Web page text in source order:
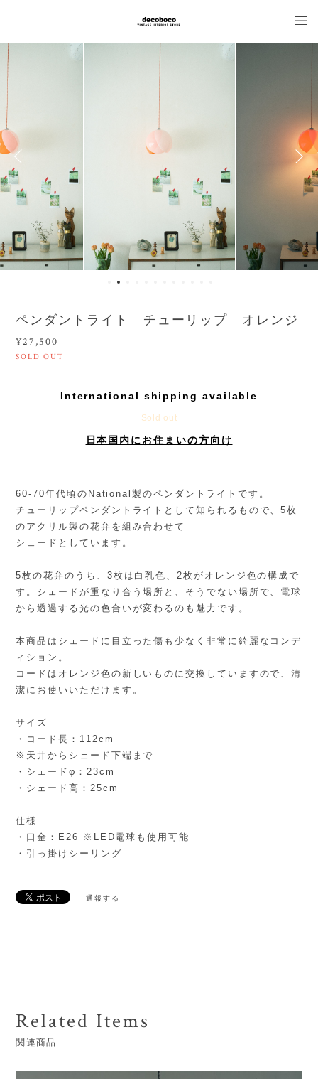
ペンダントライト チューリップ オレンジ
¥27,500
SOLD OUT
International shipping available
Sold out
日本国内にお住まいの方向け
60-70年代頃のNational製のペンダントライトです。
チューリップペンダントライトとして知られるもので、5枚
のアクリル製の花弁を組み合わせて
シェードとしています。
5枚の花弁のうち、3枚は白乳色、2枚がオレンジ色の構成で
す。シェードが重なり合う場所と、そうでない場所で、電球
から透過する光の色合いが変わるのも魅力です。
本商品はシェードに目立った傷も少なく非常に綺麗なコンデ
ィション。
コードはオレンジ色の新しいものに交換していますので、清
潔にお使いいただけます。
サイズ
・コード長：112cm
※天井からシェード下端まで
・シェードφ：23cm
・シェード高：25cm
仕様
・口金：E26 ※LED電球も使用可能
・引っ掛けシーリング
通報する
Related Items
関連商品